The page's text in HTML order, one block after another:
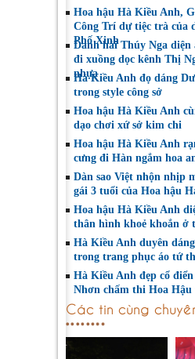
Hoa hậu Hà Kiều Anh,
Công Trí dự tiệc trà của
Phố Xinh
Danh hài Thúy Nga diện
đi xuồng dọc kênh Thị
nhựa
Hà Kiều Anh đọ dáng
trong style công sở
Hoa hậu Hà Kiều Anh
dạo chơi xứ sở kim chi
Hoa hậu Hà Kiều Anh
cưng đi Hàn ngắm hoa
Dàn sao Việt nhộn nhịp
gái 3 tuổi của Hoa hậu
Hoa hậu Hà Kiều Anh
thân hình khoẻ khoắn ở
Hà Kiều Anh duyên
trong trang phục áo tứ
Hà Kiều Anh đẹp cổ
Nhơn chấm thi Hoa Hậu
Các tin cùng